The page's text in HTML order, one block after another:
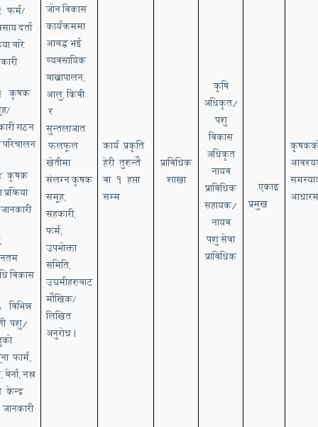
फर्म/
दर्ता
बारे
कृषक
/
गठन
परिचालन
कृषक
प्रक्रिया
जानकारी
विकास
विभिन्न
पशु/
फार्म,
, बेर्ना,नश्ल
केन्द्र
जानकारी
जोनविकास
कार्यक्रममा
आबद्धभई
व्यवसायिक
बाख्रापालन,
आलु,किवी
र
सुन्तलाजात
फलफूल
खेतीमा
संलग्नकृषक
समूह,
सहकारी,
फर्म,
उपभोक्ता
समिति,
उद्यमीहरुबाट
मौखिक/
लिखित
अनुरोध।
कार्य प्रकृति
हेरी तुरुन्तै
वा १ हप्ता
सम्म
प्राविधिक
शाखा
कृषि
अधिकृत/
पशु
विकास
अधिकृत
नायव
प्राविधिक
सहायक/
नायव
पशुसेवा
प्राविधिक
एकाइ
प्रमुख